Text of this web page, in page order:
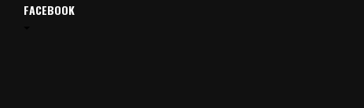
FACEBOOK